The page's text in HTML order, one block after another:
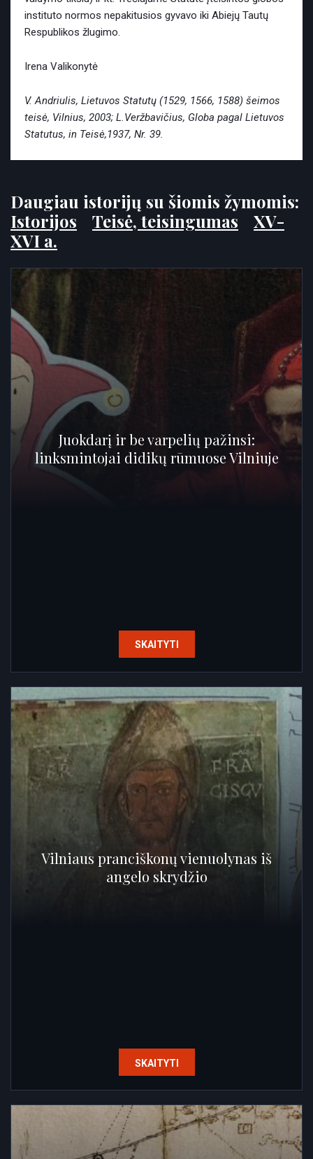
instituto normos nepakitusios gyvavo iki Abiejų Tautų
Respublikos žlugimo.
Irena Valikonytė
V. Andriulis, Lietuvos Statutų (1529, 1566, 1588) šeimos
teisė, Vilnius, 2003; L.Veržbavičius, Globa pagal Lietuvos
Statutus, in Teisė,1937, Nr. 39.
Daugiau istorijų su šiomis žymomis:
Istorijos
Teisė, teisingumas
XV-
XVI a.
Juokdarį ir be varpelių pažinsi:
linksmintojai didikų rūmuose Vilniuje
SKAITYTI
Vilniaus pranciškonų vienuolynas iš
angelo skrydžio
SKAITYTI